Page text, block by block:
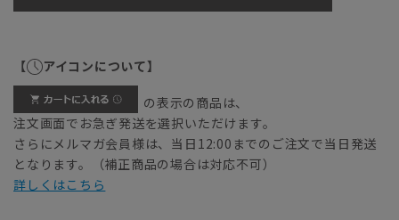
【 アイコンについて】
の表示の商品は、
注文画面でお急ぎ発送を選択いただけます。
さらにメルマガ会員様は、当日12:00までのご注文で当日発送
となります。（補正商品の場合は対応不可）
詳しくはこちら